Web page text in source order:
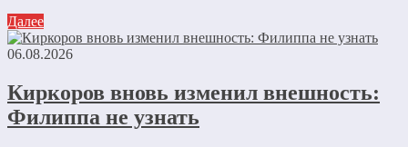
Далее
06.08.2026
Киркоров вновь изменил внешность:
Филиппа не узнать